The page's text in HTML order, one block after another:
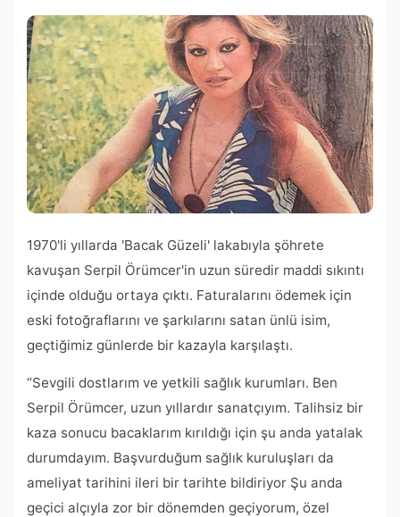
1970'li yıllarda 'Bacak Güzeli' lakabıyla şöhrete
kavuşan Serpil Örümcer'in uzun süredir maddi sıkıntı
içinde olduğu ortaya çıktı. Faturalarını ödemek için
eski fotoğraflarını ve şarkılarını satan ünlü isim,
geçtiğimiz günlerde bir kazayla karşılaştı.
“Sevgili dostlarım ve yetkili sağlık kurumları. Ben
Serpil Örümcer, uzun yıllardır sanatçıyım. Talihsiz bir
kaza sonucu bacaklarım kırıldığı için şu anda yatalak
durumdayım. Başvurduğum sağlık kuruluşları da
ameliyat tarihini ileri bir tarihte bildiriyor Şu anda
geçici alçıyla zor bir dönemden geçiyorum, özel